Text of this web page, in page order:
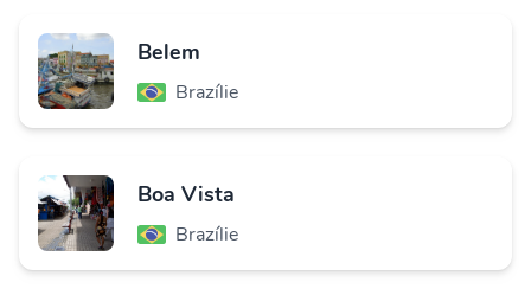
Belem
Brazílie
Boa Vista
Brazílie